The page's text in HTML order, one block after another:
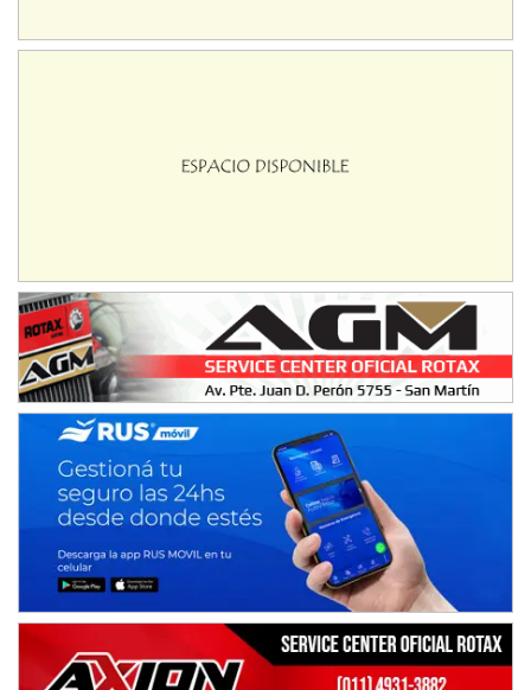
NORESTE SANTAFESINO - F6
José Samuel Sánchez (Tierra)